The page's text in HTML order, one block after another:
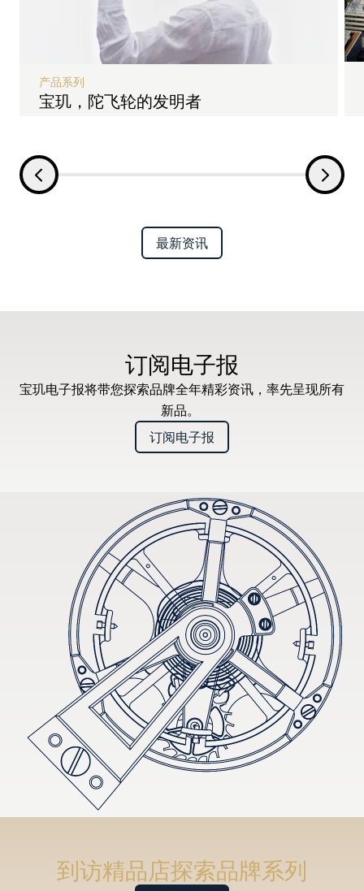
宝玑，陀飞轮的发明者
产品系列
最新资讯
订阅电子报
宝玑电子报将带您探索品牌全年精彩资讯，率先呈现所有
新品。
订阅电子报
到访精品店探索品牌系列